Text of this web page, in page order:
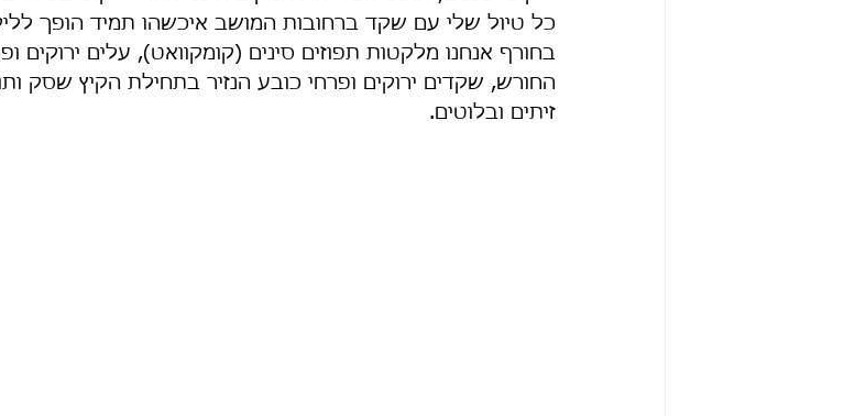
כל טיול שלי עם שקד ברחובות המושב איכשהו תמיד הופך
בחורף אנחנו מלקטות תפוזים סינים (קומקוואט), עלים ירוקים
החורש, שקדים ירוקים ופרחי כובע הנזיר בתחילת הקיץ שסק
זיתים ובלוטים.